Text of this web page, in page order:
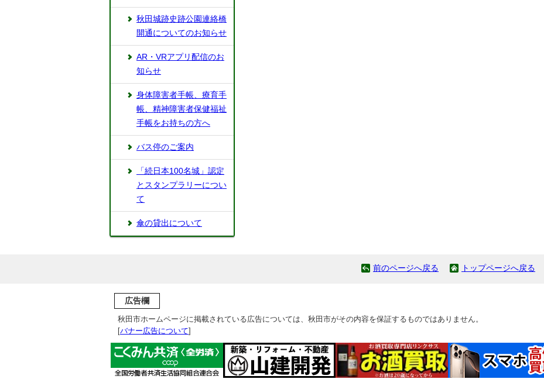
秋田城跡史跡公園連絡橋
開通についてのお知らせ
AR・VRアプリ配信のお
知らせ
身体障害者手帳、療育手
帳、精神障害者保健福祉
手帳をお持ちの方へ
バス停のご案内
「続日本100名城」認定
とスタンプラリーについ
て
傘の貸出について
前のページへ戻る トップページへ戻る
広告欄
秋田市ホームページに掲載されている広告については、秋田市がその内容を保証するものではありません。
[バナー広告について]